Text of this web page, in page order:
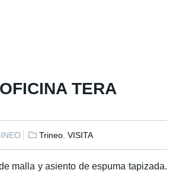
TERA
Trineo, VISITA
malla y asiento de espuma tapizada.